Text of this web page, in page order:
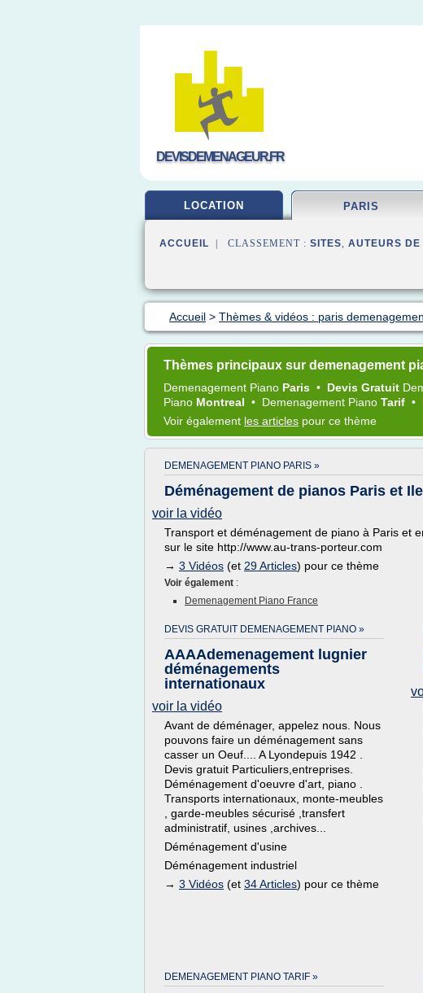
DEVISDEMENAGEUR.FR
LOCATION PARIS
ACCUEIL | CLASSEMENT : SITES, AUTEURS DE
Accueil > Thèmes & vidéos : paris
Thèmes principaux sur demenagement
Demenagement Piano Paris • Devis Gratuit
Piano Montreal • Demenagement Piano Tarif •
Voir également les articles pour ce thème
DEMENAGEMENT PIANO PARIS »
Déménagement de pianos Paris et
voir la vidéo
Transport et déménagement de piano à Paris et
sur le site http://www.au-trans-porteur.com
→ 3 Vidéos (et 29 Articles) pour ce thème
Voir également :
Demenagement Piano France
DEVIS GRATUIT DEMENAGEMENT PIANO »
AAAAdemenagement lugnier
déménagements
internationaux
voir la vidéo
Avant de déménager, appelez nous. Nous
pouvons faire un déménagement sans
casser un Oeuf.... A Lyondepuis 1942 .
Devis gratuit Particuliers,entreprises.
Déménagement d'oeuvre d'art, piano .
Transports internationaux, monte-meubles
, garde-meubles sécurisé ,transfert
administratif, usines ,archives...
Déménagement d'usine
Déménagement industriel
→ 3 Vidéos (et 34 Articles) pour ce thème
DEMENAGEMENT PIANO TARIF »